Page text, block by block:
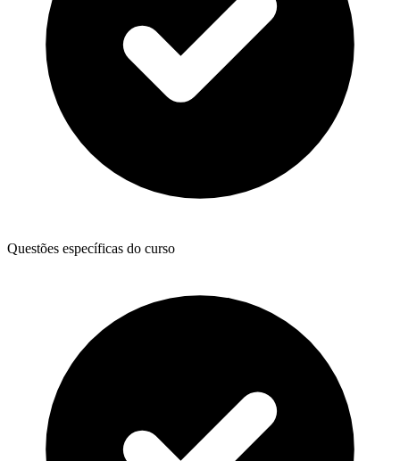
Questões específicas do curso